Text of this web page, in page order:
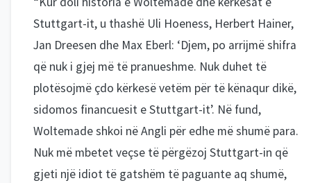
Stuttgart-it, u thashë Uli Hoeness, Herbert Hainer,
Jan Dreesen dhe Max Eberl: ‘Djem, po arrijmë shifra
që nuk i gjej më të pranueshme. Nuk duhet të
plotësojmë çdo kërkesë vetëm për të kënaqur dikë,
sidomos financuesit e Stuttgart-it’. Në fund,
Woltemade shkoi në Angli për edhe më shumë para.
Nuk më mbetet veçse të përgëzoj Stuttgart-in që
gjeti një idiot të gatshëm të paguante aq shumë,